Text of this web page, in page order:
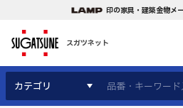
印の家具・建築金物メ
スガツネット
カテゴリ